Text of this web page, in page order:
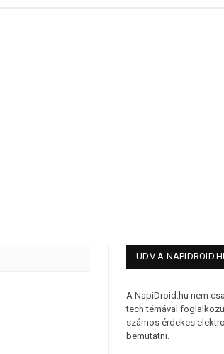
ÜDV A
A NapiDroid.hu nem
tech témával
számos érdekes
bemutatni.